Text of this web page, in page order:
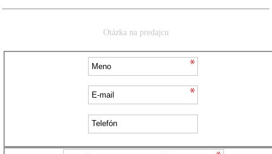
Otázka na predajcu